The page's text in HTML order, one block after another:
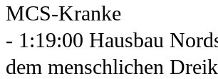
MCS-Kranke
- 1:19:00 Hausbau
dem menschlichen